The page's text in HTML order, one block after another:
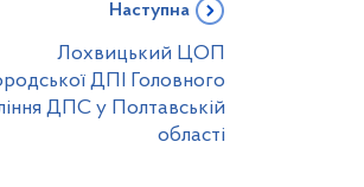
Наступна
Лохвицький ЦОП
ДПІ Головного
ДПС у Полтавській
області